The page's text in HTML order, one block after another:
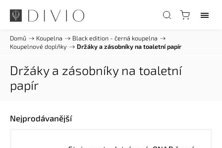
Domů / Koupelna / Black edition - černá koupelna /
Koupelnové doplňky / Držáky a zásobníky na toaletní papír
Držáky a zásobníky na toaletní
papír
Nejprodávanější